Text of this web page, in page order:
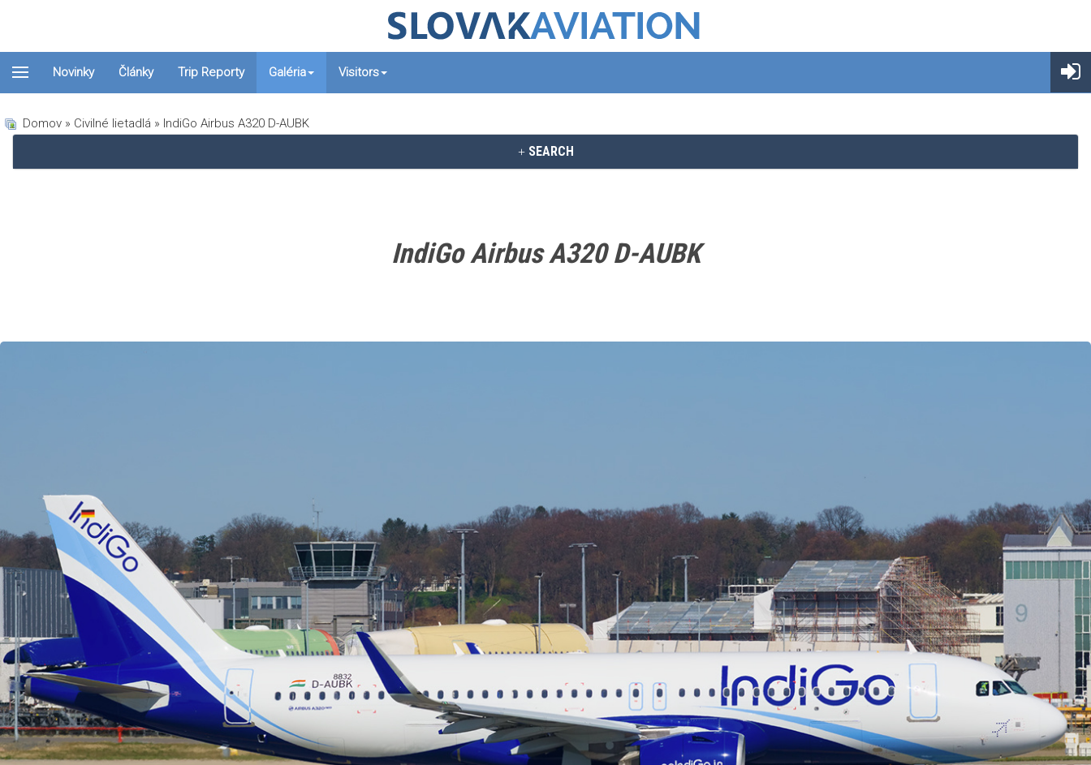
Novinky Články Trip Reporty Galéria Visitors
Domov » Civilné lietadlá » IndiGo Airbus A320 D-AUBK
SEARCH
IndiGo Airbus A320 D-AUBK